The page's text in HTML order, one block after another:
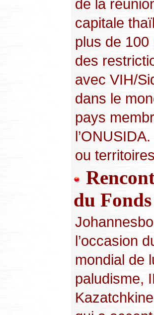
de la
capitale
plus de 100
des
avec VIH/
dans le
pays
ou
du
l’occasion
mondial de
paludisme,